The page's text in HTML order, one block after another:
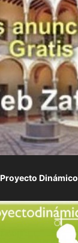
Proyecto Dinámico